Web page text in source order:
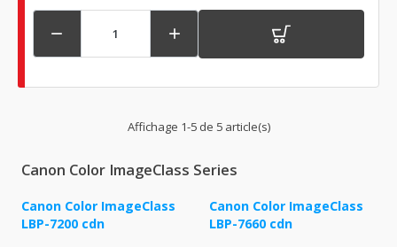
 
Affichage 1-5 de 5 article(s)
Canon Color ImageClass Series
Canon Color ImageClass
LBP-7200 cdn
Canon Color ImageClass
LBP-7660 cdn